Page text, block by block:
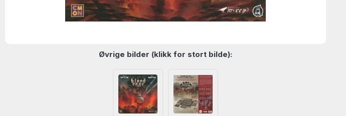
Øvrige bilder (klikk for stort bilde):